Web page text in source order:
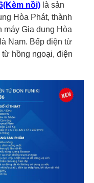
nồi) là sản
Hòa Phát, thành
Gia dụng Hòa
Nam. Bếp điện từ
hồng ngoại, điện